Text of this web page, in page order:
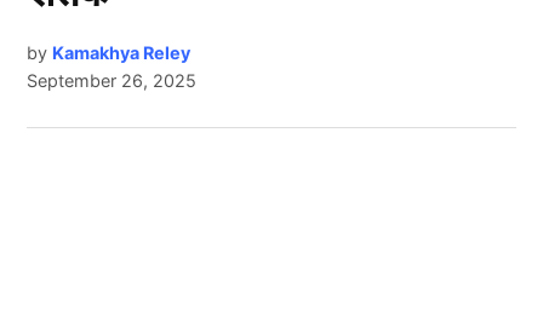
by Kamakhya Reley
September 26, 2025